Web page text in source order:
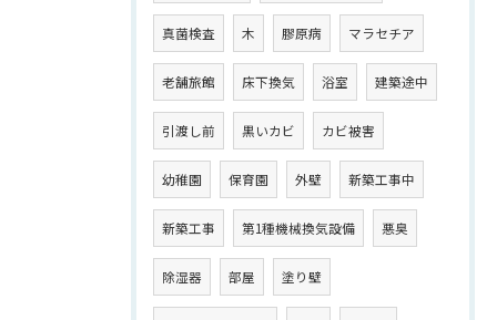
真菌検査 木 膠原病 マラセチア
老舗旅館 床下換気 浴室 建築途中
引渡し前 黒いカビ カビ被害
幼稚園 保育園 外壁 新築工事中
新築工事 第1種機械換気設備 悪臭
除湿器 部屋 塗り壁